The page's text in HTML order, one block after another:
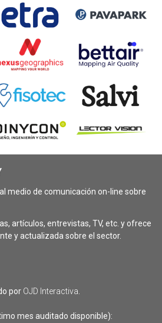
medio de comunicación on-line sobre
artículos, entrevistas, TV, etc. y ofrece
y actualizada sobre el sector.
por OJD Interactiva.
mes auditado disponible):